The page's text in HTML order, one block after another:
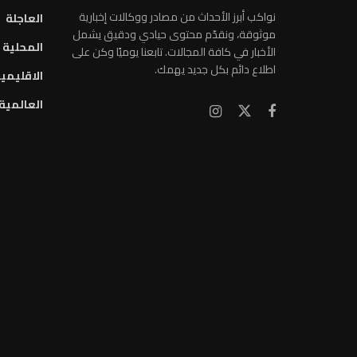
نواكب أبرز الأحداث من مصادر ووكالات إخبارية
موثوقة، ونقدّم محتوى حيادي ودقيق يشمل
الأخبار في كافة المجالات. تابعنا يوميًا وكن على
اطلاع دائم بكل جديد يهمك.
العاجلة
المحلية
العالمية